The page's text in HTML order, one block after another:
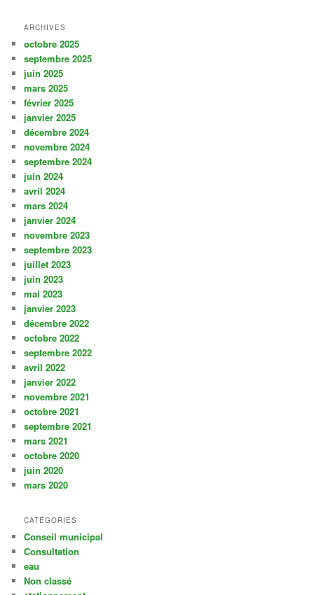
ARCHIVES
octobre 2025
septembre 2025
juin 2025
mars 2025
février 2025
janvier 2025
décembre 2024
novembre 2024
septembre 2024
juin 2024
avril 2024
mars 2024
janvier 2024
novembre 2023
septembre 2023
juillet 2023
juin 2023
mai 2023
janvier 2023
décembre 2022
octobre 2022
septembre 2022
avril 2022
janvier 2022
novembre 2021
octobre 2021
septembre 2021
mars 2021
octobre 2020
juin 2020
mars 2020
CATÉGORIES
Conseil municipal
Consultation
eau
Non classé